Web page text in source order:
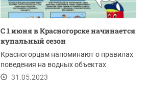
С 1 июня в Красногорске начинается
купальный сезон
Красногорцам напоминают о правилах
поведения на водных объектах
31.05.2023